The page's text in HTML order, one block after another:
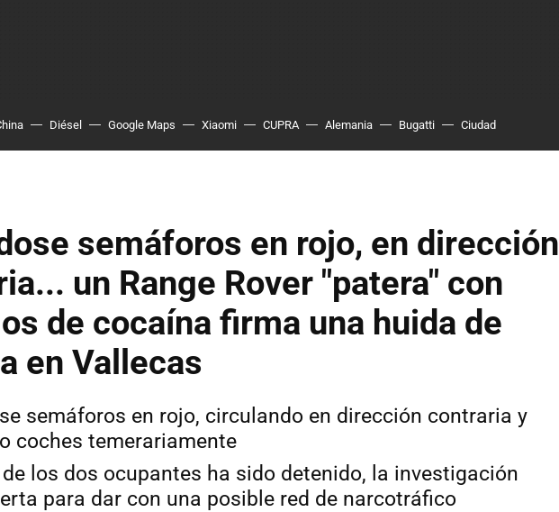
Diésel Google Maps Xiaomi CUPRA Alemania Bugatti Ciudad
semáforos en rojo, en dirección
un Range Rover "patera" con
de cocaína firma una huida de
en Vallecas
semáforos en rojo, circulando en dirección contraria y
coches temerariamente
los dos ocupantes ha sido detenido, la investigación
para dar con una posible red de narcotráfico